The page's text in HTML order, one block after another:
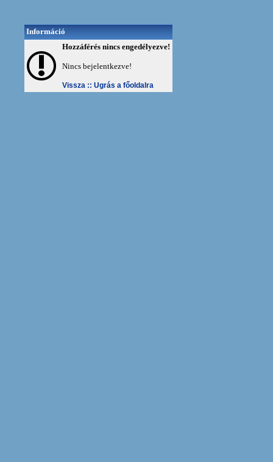
Információ
Hozzáférés nincs engedélyezve!
Nincs bejelentkezve!
Vissza :: Ugrás a főoldalra